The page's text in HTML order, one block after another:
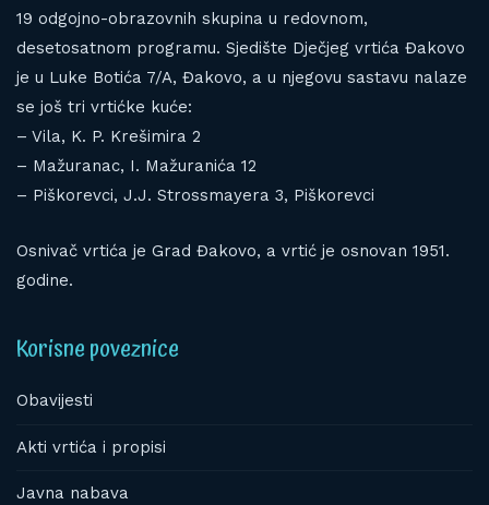
19 odgojno-obrazovnih skupina u redovnom,
desetosatnom programu. Sjedište Dječjeg vrtića Đakovo
je u Luke Botića 7/A, Đakovo, a u njegovu sastavu nalaze
se još tri vrtićke kuće:
– Vila, K. P. Krešimira 2
– Mažuranac, I. Mažuranića 12
– Piškorevci, J.J. Strossmayera 3, Piškorevci
Osnivač vrtića je Grad Đakovo, a vrtić je osnovan 1951.
godine.
Korisne poveznice
Obavijesti
Akti vrtića i propisi
Javna nabava